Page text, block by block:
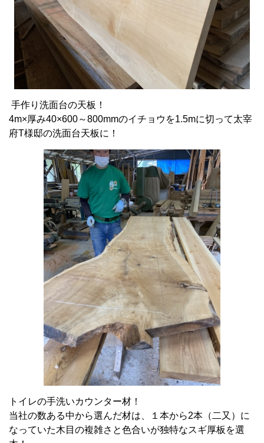
手作り洗面台の天板！
4m×厚み40×600～800mmのイチョウを1.5mに切って太宰
府T様邸の洗面台天板に！
トイレの手洗いカウンター材！
当社の数ある中から選んだ材は、１本から2本（二又）に
なっていた木目の複雑さと色合いが独特なスギ厚板を選